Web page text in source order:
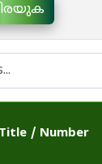
/ Number